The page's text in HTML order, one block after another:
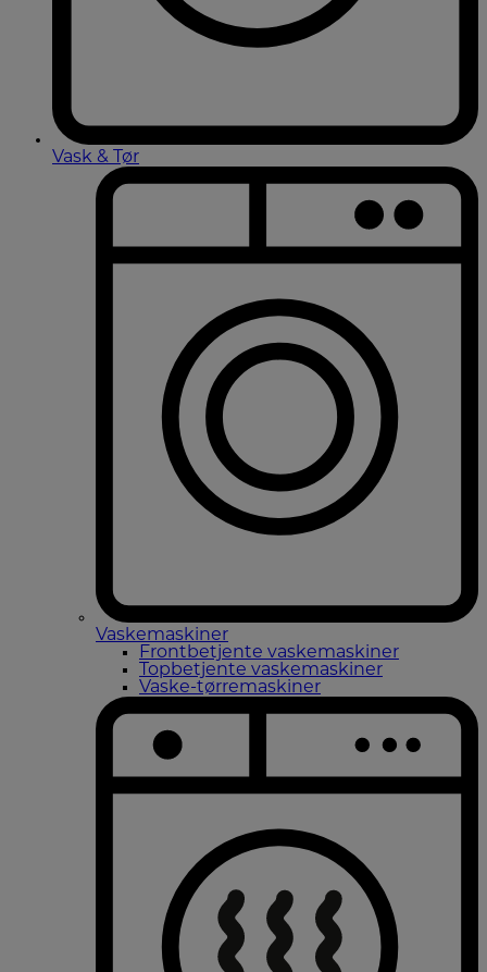
Vask & Tør
Vaskemaskiner
Frontbetjente vaskemaskiner
Topbetjente vaskemaskiner
Vaske-tørremaskiner